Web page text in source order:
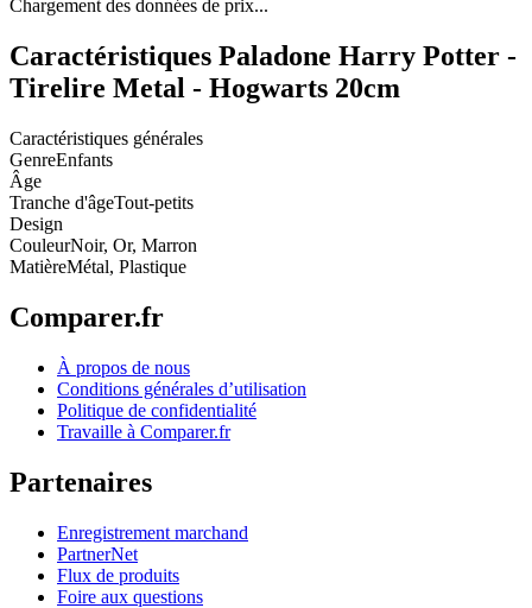
Chargement des données de prix...
Caractéristiques Paladone Harry Potter -
Tirelire Metal - Hogwarts 20cm
Caractéristiques générales
GenreEnfants
Âge
Tranche d'âgeTout-petits
Design
CouleurNoir, Or, Marron
MatièreMétal, Plastique
Comparer.fr
À propos de nous
Conditions générales d’utilisation
Politique de confidentialité
Travaille à Comparer.fr
Partenaires
Enregistrement marchand
PartnerNet
Flux de produits
Foire aux questions